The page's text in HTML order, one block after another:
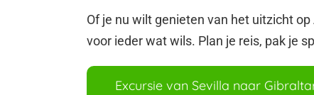
Of je nu wilt genieten van het uitzicht
voor ieder wat wils. Plan je reis, pak je
Excursie van Sevilla naar